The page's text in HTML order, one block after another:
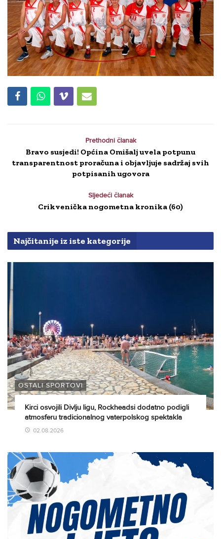
Prethodni članak
Bravo susjedi! Općina Omišalj uvela potpunu
transparentnost proračuna i objavljuje sadržaj svih
potpisanih ugovora
Sljedeći članak
Crikvenička nogometna kronika (60)
Najčitanije iz iste kategorije
OSTALI SPORTOVI
Kirci osvojili Divlju ligu, Rockheadsi dodatno podigli
atmosferu tradicionalnog vaterpolskog spektakla
02.08.2026